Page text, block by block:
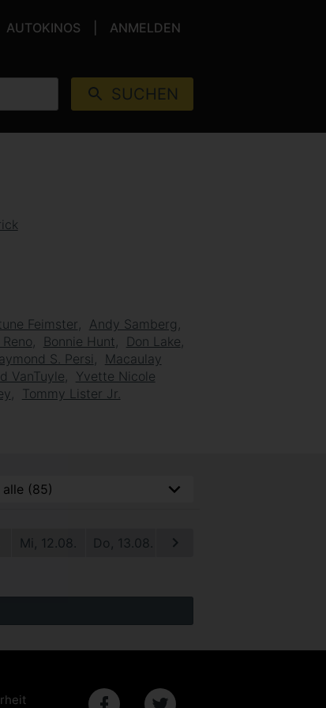
AUTOKINOS ANMELDEN
SUCHEN
Feimster
Andy Samberg
Bonnie Hunt
Don Lake
S. Persi
Macaulay
VanTuyle
Yvette Nicole
Tommy Lister Jr.
Mi, 12.08. Do, 13.08. Fr, 14.08.